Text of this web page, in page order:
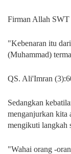
Firman Allah SWT
"Kebenaran itu
(Muhammad)
QS. Ali'Imran
Sedangkan
menganjurkan kita
mengikuti langkah
"Wahai orang -